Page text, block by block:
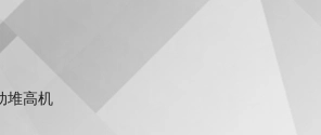
堆高机